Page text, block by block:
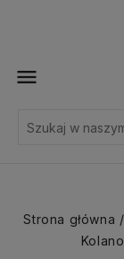

Strona główna